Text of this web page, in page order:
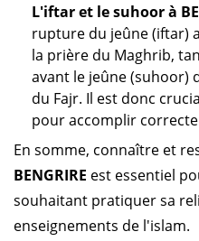
L'iftar et le suhoor à
rupture du jeûne (iftar)
la prière du Maghrib,
avant le jeûne (suhoor)
du Fajr. Il est donc
pour accomplir
En somme, connaître et
BENGRIRE est essentiel
souhaitant pratiquer sa
enseignements de l'islam.